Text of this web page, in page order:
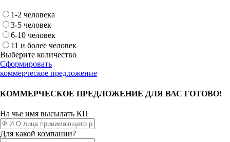
1-2 человека
3-5 человек
6-10 человек
11 и более человек
Выберите количество
Сформировать
коммерческое предложение
КОММЕРЧЕСКОЕ ПРЕДЛОЖЕНИЕ ДЛЯ ВАС ГОТОВО!
На чье имя высылать КП
Для какой компании?